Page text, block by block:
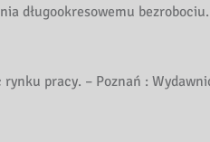
długookresowemu
pracy. – Poznań :